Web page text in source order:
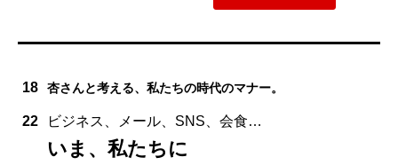
18 杏さんと考える、私たちの時代のマナー。
22 ビジネス、メール、SNS、会食…
いま、私たちに